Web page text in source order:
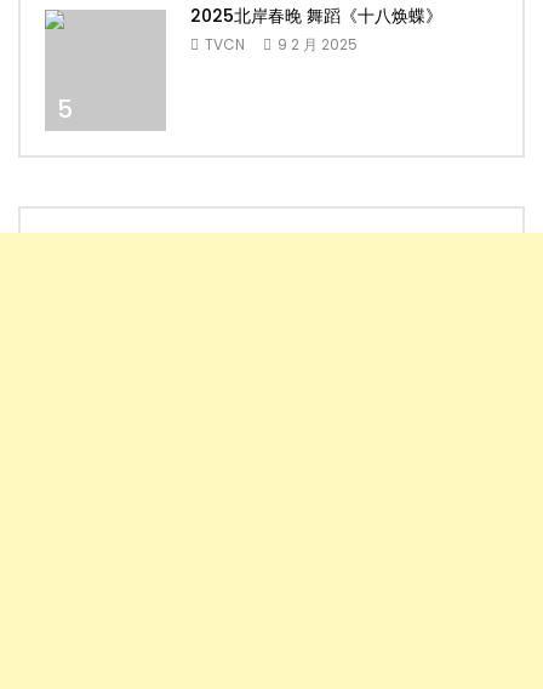
5
2025北岸春晚 舞蹈《十八焕蝶》
TVCN 9 2 月 2025